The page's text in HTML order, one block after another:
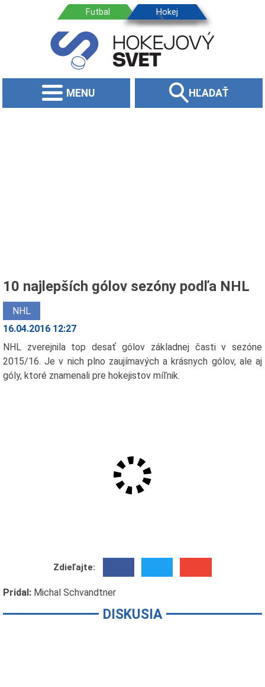
MENU HĽADAŤ
10 najlepších gólov sezóny podľa NHL
NHL
16.04.2016 12:27
NHL zverejnila top desať gólov základnej časti v sezóne
2015/16. Je v nich plno zaujímavých a krásnych gólov, ale aj
góly, ktoré znamenali pre hokejistov míľnik.
Zdieľajte:
Pridal: Michal Schvandtner
DISKUSIA